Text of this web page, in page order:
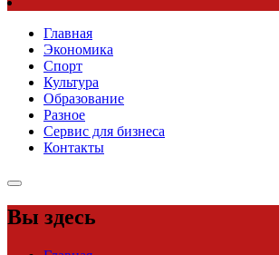
Главная
Экономика
Спорт
Культура
Образование
Разное
Сервис для бизнеса
Контакты
Вы здесь